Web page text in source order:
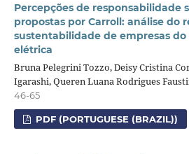
Percepções de responsabilidade
propostas por Carroll: análise do
sustentabilidade de empresas
elétrica
Bruna Pelegrini Tozzo, Deisy Cristina
Igarashi, Queren Luana Rodrigues
46-65
PDF (PORTUGUESE (BRAZIL))